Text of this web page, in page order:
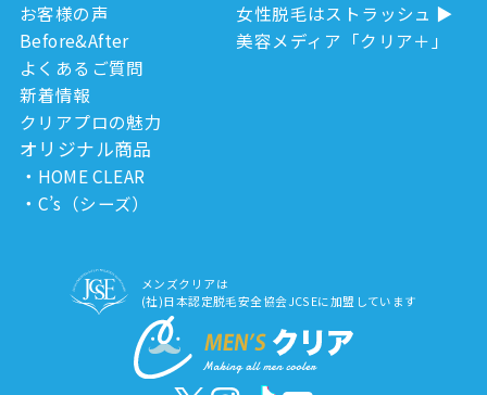
お客様の声
Before&After
よくあるご質問
新着情報
クリアプロの魅力
オリジナル商品
HOME CLEAR
C’s（シーズ）
女性脱毛はストラッシュ
美容メディア「クリア＋」
メンズクリアは
(社)日本認定脱毛安全協会JCSEに加盟しています